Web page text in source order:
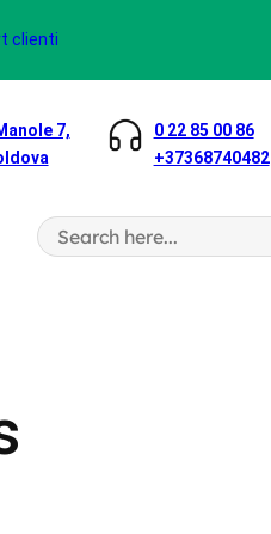
clienti
7,
0 22 85 00 86
+37368740482
S
e